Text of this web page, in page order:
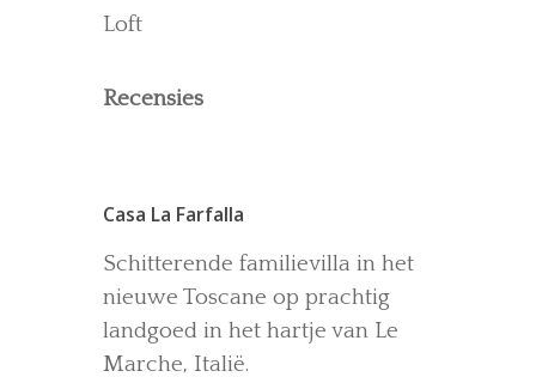
Loft
Recensies
Casa La Farfalla
Schitterende familievilla in het
nieuwe Toscane op prachtig
landgoed in het hartje van Le
Marche, Italië.